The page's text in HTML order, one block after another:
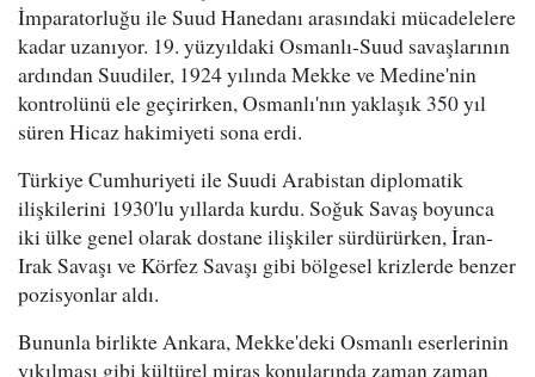
İmparatorluğu ile Suud Hanedanı arasındaki mücadelelere
kadar uzanıyor. 19. yüzyıldaki Osmanlı-Suud savaşlarının
ardından Suudiler, 1924 yılında Mekke ve Medine'nin
kontrolünü ele geçirirken, Osmanlı'nın yaklaşık 350 yıl
süren Hicaz hakimiyeti sona erdi.
Türkiye Cumhuriyeti ile Suudi Arabistan diplomatik
ilişkilerini 1930'lu yıllarda kurdu. Soğuk Savaş boyunca
iki ülke genel olarak dostane ilişkiler sürdürürken, İran-
Irak Savaşı ve Körfez Savaşı gibi bölgesel krizlerde benzer
pozisyonlar aldı.
Bununla birlikte Ankara, Mekke'deki Osmanlı eserlerinin
yıkılması gibi kültürel miras konularında zaman zaman